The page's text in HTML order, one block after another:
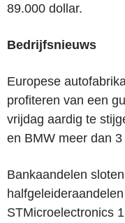
89.000 dollar.
Bedrijfsnieuws
Europese
profiteren van een
vrijdag aardig te
en BMW meer dan
Bankaandelen
STMicroelectronics